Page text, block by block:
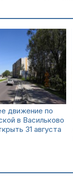
движение по
в Васильково
31 августа